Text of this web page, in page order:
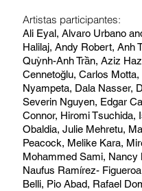
Artistas participantes:
Ali Eyal, Alvaro Urbano
Halilaj, Andy Robert, Anh
Quỳnh-Anh Trần, Aziz
Cennetoğlu, Carlos
Nyampeta, Dala Nasser,
Severin Nguyen, Edgar
Connor, Hiromi Tsuchida,
Obaldia, Julie Mehretu,
Peacock, Melike Kara,
Mohammed Sami, Nancy
Naufus Ramírez-
Belli, Pio Abad, Rafael